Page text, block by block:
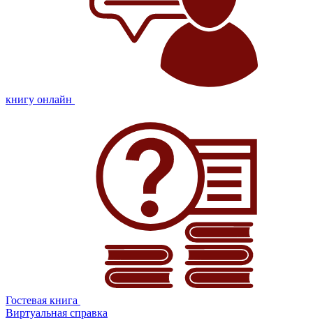
книгу онлайн
Гостевая книга
Виртуальная справка